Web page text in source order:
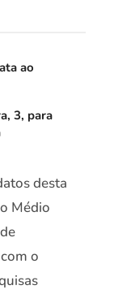
ao
3, para
desta
Médio
o